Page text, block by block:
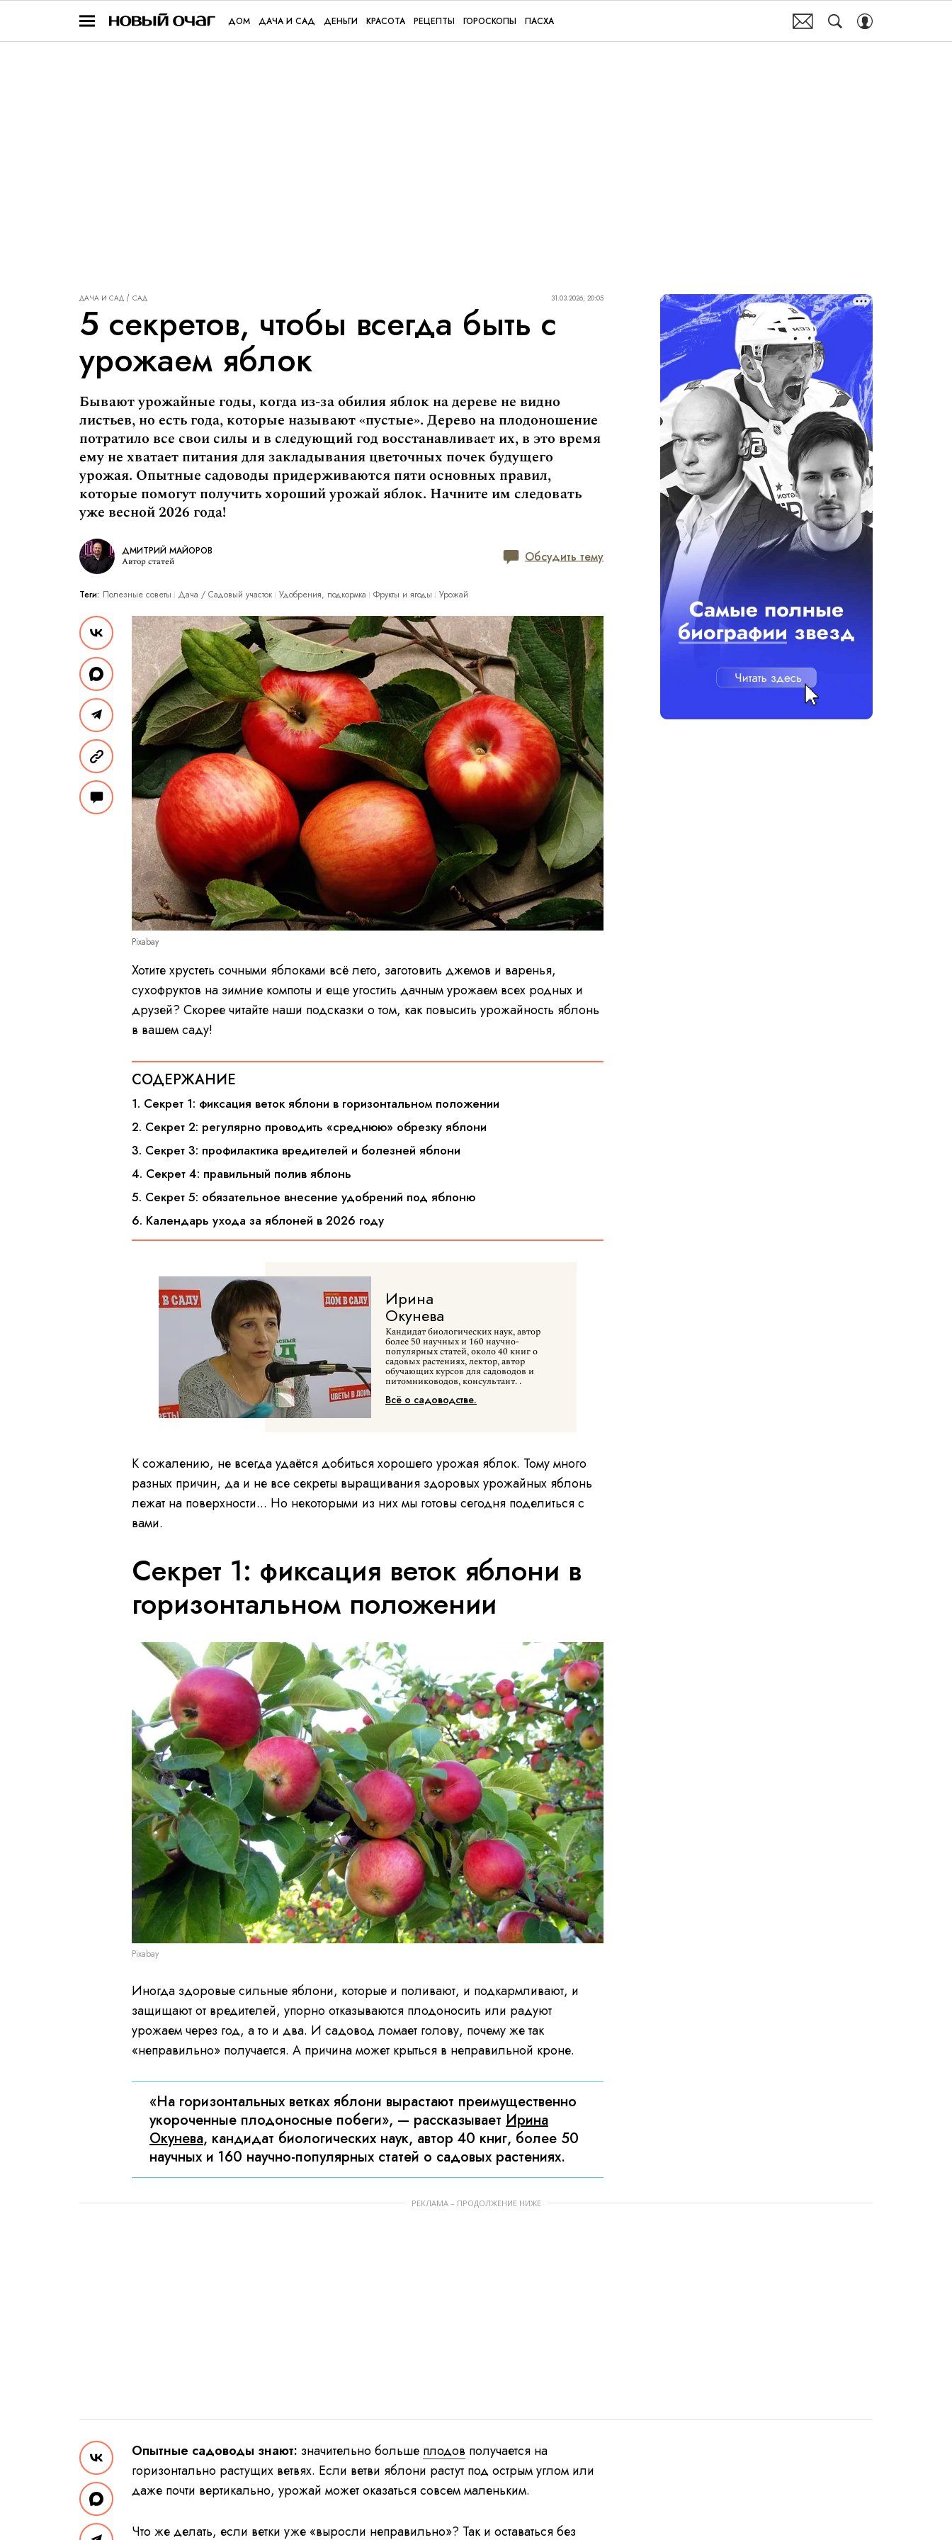
ДОМ ДАЧА И САД ДЕНЬГИ КРАСОТА РЕЦЕПТЫ ГОРОСКОПЫ ПАСХА
ДАЧА И САД САД 31.03.2026, 20:05
5 секретов, чтобы всегда быть с
урожаем яблок
Бывают урожайные годы, когда из-за обилия яблок на дереве не видно
листьев, но есть года, которые называют «пустые». Дерево на плодоношение
потратило все свои силы и в следующий год восстанавливает их, в это время
ему не хватает питания для закладывания цветочных почек будущего
урожая. Опытные садоводы придерживаются пяти основных правил,
которые помогут получить хороший урожай яблок. Начните им следовать
уже весной 2026 года!
ДМИТРИЙ МАЙОРОВ
Автор статей Обсудить тему
Теги: Полезные советы Дача / Cадовый участок Удобрения, подкормка Фрукты и ягоды Урожай
Pixabay
Хотите хрустеть сочными яблоками всё лето, заготовить джемов и варенья,
сухофруктов на зимние компоты и еще угостить дачным урожаем всех родных и
друзей? Скорее читайте наши подсказки о том, как повысить урожайность яблонь
в вашем саду!
СОДЕРЖАНИЕ
1. Секрет 1: фиксация веток яблони в горизонтальном положении
2. Секрет 2: регулярно проводить «среднюю» обрезку яблони
3. Секрет 3: профилактика вредителей и болезней яблони
4. Секрет 4: правильный полив яблонь
5. Секрет 5: обязательное внесение удобрений под яблоню
6. Календарь ухода за яблоней в 2026 году
Ирина
Окунева
Кандидат биологических наук, автор
более 50 научных и 160 научно-
популярных статей, около 40 книг о
садовых растениях, лектор, автор
обучающих курсов для садоводов и
питомниководов, консультант. .
Всё о садоводстве.
К сожалению, не всегда удаётся добиться хорошего урожая яблок. Тому много
разных причин, да и не все секреты выращивания здоровых урожайных яблонь
лежат на поверхности... Но некоторыми из них мы готовы сегодня поделиться с
вами.
Секрет 1: фиксация веток яблони в
горизонтальном положении
Pixabay
Иногда здоровые сильные яблони, которые и поливают, и подкармливают, и
защищают от вредителей, упорно отказываются плодоносить или радуют
урожаем через год, а то и два. И садовод ломает голову, почему же так
«неправильно» получается. А причина может крыться в неправильной кроне.
«На горизонтальных ветках яблони вырастают преимущественно
укороченные плодоносные побеги», — рассказывает Ирина
Окунева, кандидат биологических наук, автор 40 книг, более 50
научных и 160 научно-популярных статей о садовых растениях.
РЕКЛАМА – ПРОДОЛЖЕНИЕ НИЖЕ
Опытные садоводы знают: значительно больше плодов получается на
горизонтально растущих ветвях. Если ветви яблони растут под острым углом или
даже почти вертикально, урожай может оказаться совсем маленьким.
Что же делать, если ветки уже «выросли неправильно»? Так и оставаться без